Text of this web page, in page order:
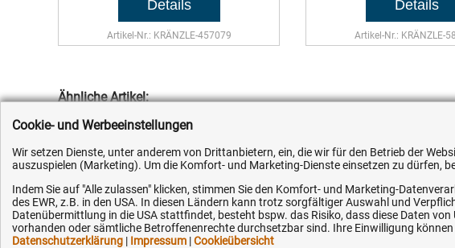
Artikel-Nr.: KRÄNZLE-457079 Artikel-Nr.: KRÄNZLE-
Ähnliche Artikel:
Cookie- und Werbeeinstellungen
Wir setzen Dienste, unter anderem von Drittanbietern, ein, die wir für den Betrieb der
auszuspielen (Marketing). Um die Komfort- und Marketing-Dienste einsetzen zu dürfen,
Indem Sie auf "Alle zulassen" klicken, stimmen Sie den Komfort- und Marketing-
des EWR, z.B. in den USA. In diesen Ländern kann trotz sorgfältiger Auswahl und
Datenübermittlung in die USA stattfindet, besteht bspw. das Risiko, dass diese Daten
vorhanden oder sämtliche Betroffenenrechte durchsetzbar sind. Ihre Einwilligung
Datenschutzerklärung | Impressum |Cookieübersicht